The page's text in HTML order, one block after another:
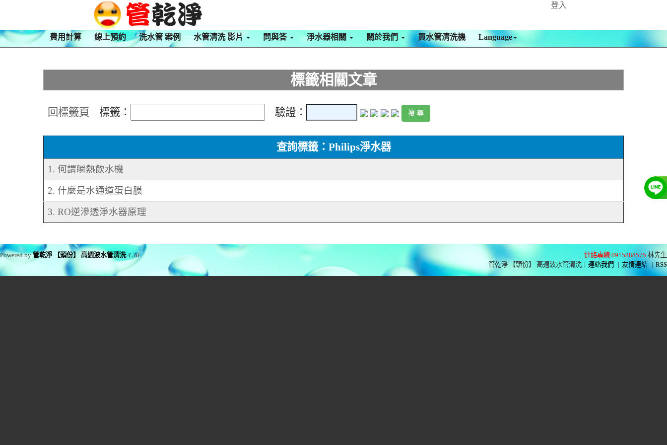
登入
費用計算 線上預約 洗水管 案例 水管清洗 影片 問與答 淨水器相關 關於我們 買水管清洗機 Language
標籤相關文章
回標籤頁 標籤： 驗證：
查詢標籤：Philips淨水器
1. 何謂瞬熱飲水機
2. 什麼是水通道蛋白膜
3. RO逆滲透淨水器原理
連絡專線 0915888575 林先生
管乾淨 【頭份】 高週波水管清洗 | 連絡我們 | 友情連結 | RSS
Powered by管乾淨 【頭份】 高週波水管清洗 4.30